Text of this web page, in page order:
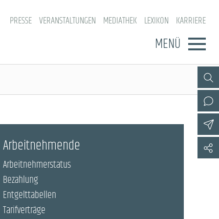
PRESSE VERANSTALTUNGEN MEDIATHEK LEXIKON KARRIERE
MENÜ
Arbeitnehmende
Arbeitnehmerstatus
Bezahlung
Entgelttabellen
Tarifverträge